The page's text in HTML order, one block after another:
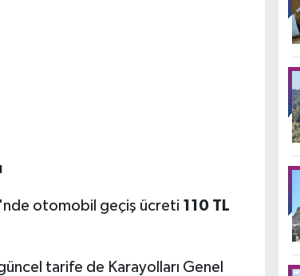
otomobil geçiş ücreti 110 TL
tarife de Karayolları Genel